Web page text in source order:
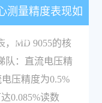
测量精度表现如
需求？
，MD 9055的核
队：直流电压精
压精度为0.5%
0.085%读数